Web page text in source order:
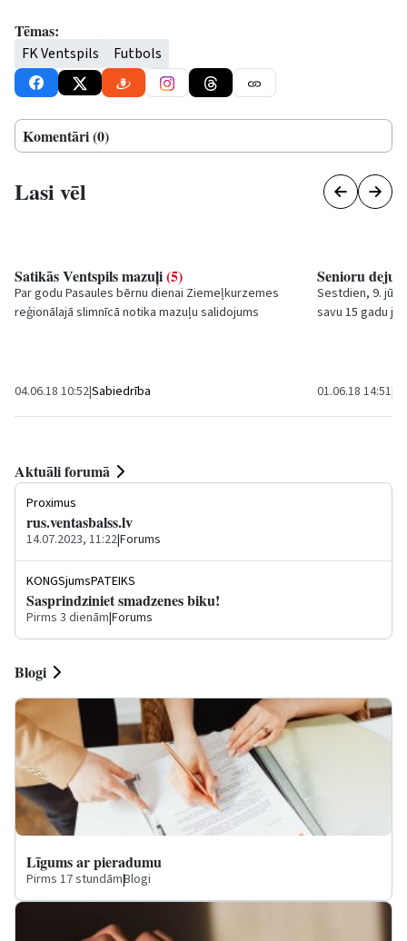
Tēmas:
FK Ventspils Futbols
Komentāri (0)
Lasi vēl
Satikās Ventspils mazuļi(5)
Par godu Pasaules bērnu dienai Ziemeļkurzemes
reģionālajā slimnīcā notika mazuļu salidojums
04.06.18 10:52|Sabiedrība
Senioru deju
Sestdien, 9.
savu 15 gadu
01.06.18 14:51|
Aktuāli forumā
Proximus
rus.ventasbalss.lv
14.07.2023, 11:22|Forums
KONGSjumsPATEIKS
Sasprindziniet smadzenes biku!
Pirms 3 dienām|Forums
Blogi
Līgums ar pieradumu
Pirms 17 stundām|Blogi